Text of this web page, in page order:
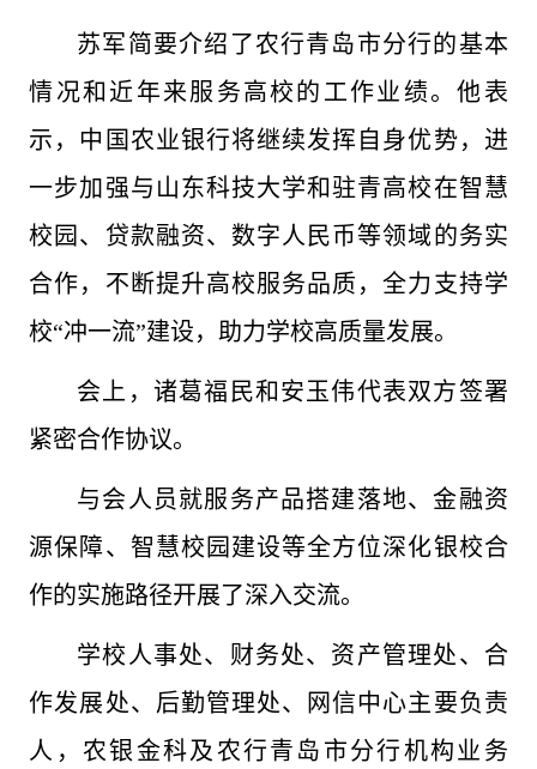
苏军简要介绍了农行青岛市分行的基本
情况和近年来服务高校的工作业绩。他表
示，中国农业银行将继续发挥自身优势，进
一步加强与山东科技大学和驻青高校在智慧
校园、贷款融资、数字人民币等领域的务实
合作，不断提升高校服务品质，全力支持学
校“冲一流”建设，助力学校高质量发展。
会上，诸葛福民和安玉伟代表双方签署
紧密合作协议。
与会人员就服务产品搭建落地、金融资
源保障、智慧校园建设等全方位深化银校合
作的实施路径开展了深入交流。
学校人事处、财务处、资产管理处、合
作发展处、后勤管理处、网信中心主要负责
人，农银金科及农行青岛市分行机构业务